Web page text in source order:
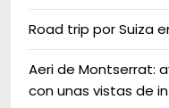
Road trip por Suiza
Aeri de Montserrat:
con unas vistas de